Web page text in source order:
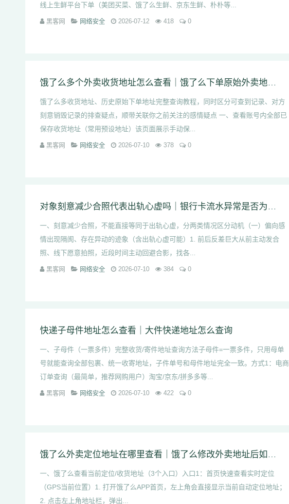
线上生鲜平台下单（美团买菜、饿了么生鲜、京东生鲜、朴朴等...
黑客网 网络安全 2026-07-12 418 0
饿了么多个外卖收货地址怎么查看｜饿了么下单原始外卖地址怎么查找
饿了么多收货地址、历史原始下单地址完整查询教程，同时区分可查到记录、对方
刻意销毁记录的排查疑点，顺带关联你之前关注的感情疑点 一、查看账号内全部已
保存收货地址（常用预设地址）该页面展示手动保...
黑客网 网络安全 2026-07-10 378 0
对象刻意减少合照代表出轨心虚吗｜银行卡流水异常是否为出轨开销
一、刻意减少合照，不能直接等同于出轨心虚，分两类情况区分动机（一）偏向感
情出现隔阂、存在异动的迹象（含出轨心虚可能）1. 前后反差巨大从前主动发合
照、线下愿意拍照，近段时间主动回避合影，找各...
黑客网 网络安全 2026-07-10 384 0
快递子母件地址怎么查看｜大件快递地址怎么查询
一、子母件（一票多件）完整收货/寄件地址查询方法子母件=一票多件，只用母单
号就能查询全部包裹、统一收寄地址，子件单号和母件地址完全一致。方式1：电商
订单查询（最简单，推荐网购用户）淘宝/京东/拼多多等...
黑客网 网络安全 2026-07-10 422 0
饿了么外卖定位地址在哪里查看｜饿了么修改外卖地址后如何查看原地址
一、饿了么查看当前定位/收货地址（3个入口）入口1：首页快速查看实时定位
（GPS当前位置）1. 打开饿了么APP首页，左上角会直接显示当前自动定位地址；
2. 点击左上角地址栏，弹出...